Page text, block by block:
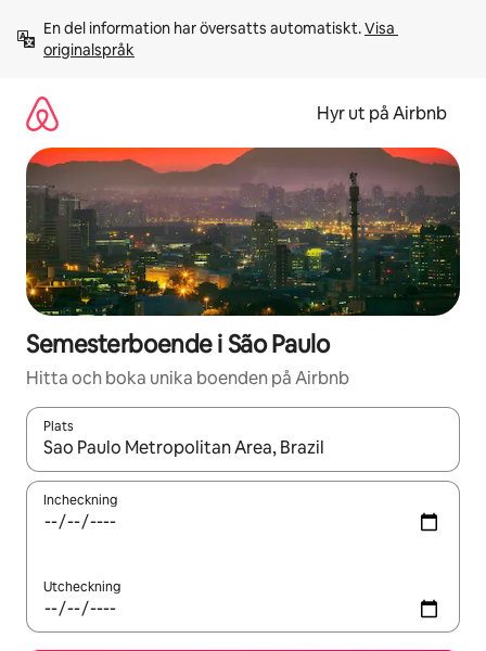
innehåll
En del information har översatts automatiskt. Visa
originalspråk
Hyr ut på Airbnb
Semesterboende i São Paulo
Hitta och boka unika boenden på Airbnb
Plats
När resultaten är tillgängliga kan du navigera med upp- och
Incheckning
Utcheckning